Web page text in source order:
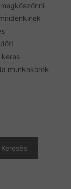
munkakörök
Keresés